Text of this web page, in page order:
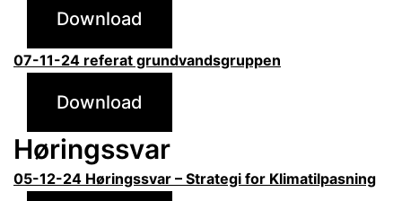
Download
07-11-24 referat grundvandsgruppen
Download
Høringssvar
05-12-24 Høringssvar – Strategi for Klimatilpasning